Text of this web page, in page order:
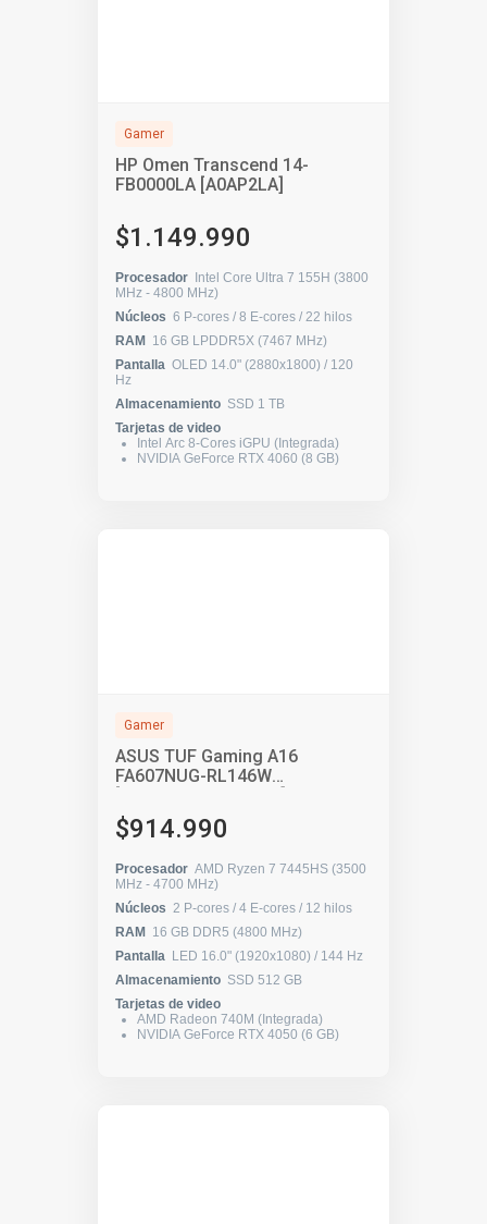
Gamer
HP Omen Transcend 14-
FB0000LA [A0AP2LA]
$1.149.990
Procesador Intel Core Ultra 7 155H (3800
MHz - 4800 MHz)
Núcleos
6 P-cores / 8 E-cores / 22 hilos
RAM 16 GB LPDDR5X (7467 MHz)
Pantalla OLED 14.0" (2880x1800) / 120
Hz
Almacenamiento SSD 1 TB
Tarjetas de video
Intel Arc 8-Cores iGPU (Integrada)
NVIDIA GeForce RTX 4060 (8 GB)
Gamer
ASUS TUF Gaming A16
FA607NUG-RL146W
$914.990
Procesador AMD Ryzen 7 7445HS (3500
MHz - 4700 MHz)
Núcleos
2 P-cores / 4 E-cores / 12 hilos
RAM 16 GB DDR5 (4800 MHz)
Pantalla
LED 16.0" (1920x1080) / 144 Hz
Almacenamiento SSD 512 GB
Tarjetas de video
AMD Radeon 740M (Integrada)
NVIDIA GeForce RTX 4050 (6 GB)